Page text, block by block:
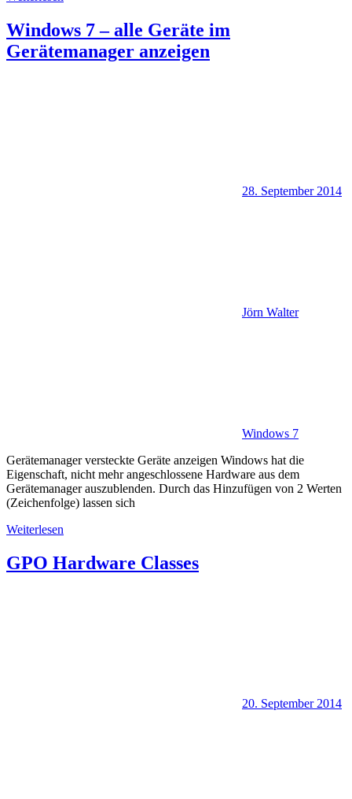
Windows 7 – alle Geräte im
Gerätemanager anzeigen
28. September 2014
Jörn Walter
Windows 7
Gerätemanager versteckte Geräte anzeigen Windows hat die
Eigenschaft, nicht mehr angeschlossene Hardware aus dem
Gerätemanager auszublenden. Durch das Hinzufügen von 2 Werten
(Zeichenfolge) lassen sich
Weiterlesen
GPO Hardware Classes
20. September 2014